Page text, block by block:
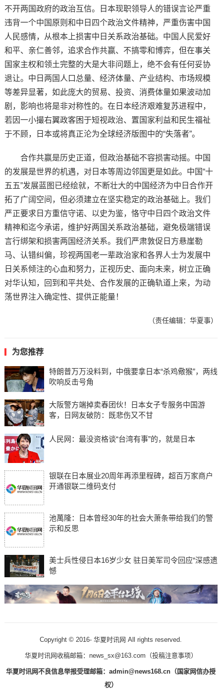
不开两国政府的政治互信。日本现职领导人的错误言论严重
违背一个中国原则和中日四个政治文件精神，严重伤害中国
人民感情，从根本上损害中日关系政治基础。中国人民爱好
和平、亲仁善邻，追求合作共赢、不搞零和博弈，但在事关
国家主权和领土完整的大是大非问题上，绝不会有任何妥协
退让。中日两国人口总量、经济体量、产业结构、市场规模
等差异显著，如此庞大的贸易、投资、消费体量如果波动加
剧，影响也将是非对称性的。在日本经济艰难复苏进程中，
若因一小撮右翼政客困于短视政治、置国家利益和民生福祉
于不顾，日本或将真正沦为全球经济版图中的“失落者”。
合作共赢是历史正道，但政治基础不容损害动摇。中国
的发展是世界的机遇，对日本等周边邻国更是如此。中国“十
五五”发展蓝图已经绘就，不断壮大的中国经济为中日合作开
拓了广阔空间，但必须建立在坚实稳定的政治基础上。我们
严正要求日方重信守诺、以史为鉴，恪守中日四个政治文件
精神和迄今承诺，维护好两国关系政治基础，避免极端错误
言行绑架和损害两国经济关系。我们严肃敦促日方悬崖勒
马、认错纠偏，珍视两国老一辈政治家和各界人士为发展中
日关系倾注的心血和努力，正视历史、面向未来，树立正确
对华认知，回到和平共处、合作发展的正确轨道上来，为动
荡世界注入确定性、提供正能量！
（责任编辑：华夏事）
为您推荐
特朗普万万没料到，中俄要拿日本“杀鸡儆猴”，两线
吹响反击号角
大阪警方端掉卖春团伙！日本女子专服务中国游
客，日网友破防：既悲伤又不甘
人民网：最没资格谈“台湾有事”的，就是日本
银联在日本展业20周年再添里程碑，超百万家商户
开通银联二维码支付
池萬隆：日本曾经30年的社会大萧条带给我们的警
示和反思
美士兵性侵日本16岁少女 驻日美军司令回应“深感遗
憾
Copyright © 2016- 华夏时讯网 All rights reserved.
华夏时讯网收稿邮箱：news_sx@163.com（投稿注意事项）
华夏时讯网不良信息举报受理邮箱：admin@news168.cn（国家网信办授
权）